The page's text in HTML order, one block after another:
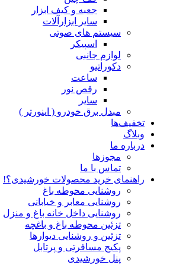
جعبه و کیف ابزار
سایر ابزارآلات
سیستم های صوتی
اسپیکر
لوازم جانبی
دکوراتیو
ساعت
رقص نور
سایر
مبدل برق خودرو ( اینورتر )
تخفیف‌ها
وبلاگ
درباره ما
مجوزها
تماس با ما
راهنمای خرید محصولات خورشیدی؟!
روشنایی محوطه باغ
روشنایی معابر و خیابانی
روشنایی داخل خانه باغ و منزل
تزئین محوطه باغ و باغچه
تزئین و روشنایی دیوارها
پکیج مسافرتی و پرتابل
پنل خورشیدی